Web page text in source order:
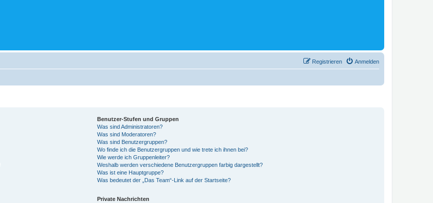
Anmelden
Registrieren
Benutzer-Stufen und Gruppen
Was sind Administratoren?
Was sind Moderatoren?
Was sind Benutzergruppen?
Wo finde ich die Benutzergruppen und wie trete ich ihnen bei?
Wie werde ich Gruppenleiter?
Weshalb werden verschiedene Benutzergruppen farbig dargestellt?
Was ist eine Hauptgruppe?
Was bedeutet der „Das Team“-Link auf der Startseite?
Private Nachrichten